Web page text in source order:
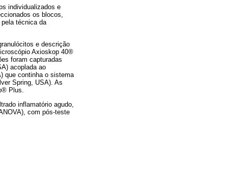
individualizados e
os blocos,
técnica da
e descrição
Axioskop 40®
foram capturadas
acoplada ao
que continha o sistema
Spring, USA). As
Plus.
inflamatório agudo,
com pós-teste